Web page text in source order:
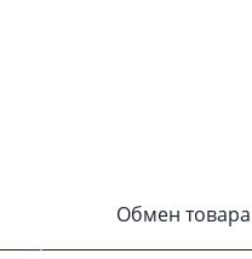
Обмен товара